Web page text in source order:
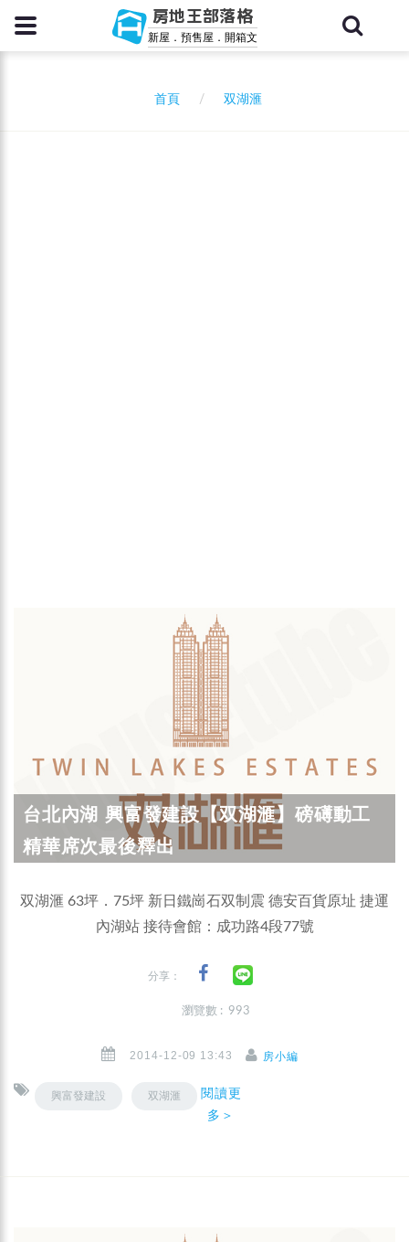
房地王部落格
新屋．預售屋．開箱文
首頁 双湖滙
台北內湖 興富發建設【双湖滙】磅礡動工
精華席次最後釋出
双湖滙 63坪．75坪 新日鐵崗石双制震 德安百貨原址 捷運
內湖站 接待會館：成功路4段77號
分享：
瀏覽數 : 993
2014-12-09 13:43 房小編
興富發建設 双湖滙
閱讀更
多＞